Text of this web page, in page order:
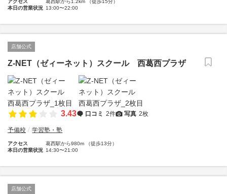
アクセス
葛西駅から1.2km （徒歩15分）
本日の営業状況 13:00〜22:00
店舗公式
Z-NET（ゼィーネット）スクール 西葛西プラザ
3.43 口コミ 2件 写真 2枚
予備校 学習塾・塾
アクセス
葛西駅から980m （徒歩13分）
本日の営業状況 14:30〜21:00
店舗公式